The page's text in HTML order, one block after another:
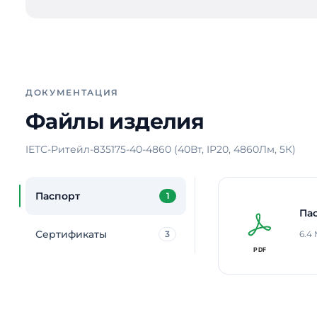
ДОКУМЕНТАЦИЯ
Файлы изделия
IETC-Ритейл-835175-40-4860 (40Вт, IP20, 4860Лм, 5К)
Паспорт 1
Сертификаты 3 6.4